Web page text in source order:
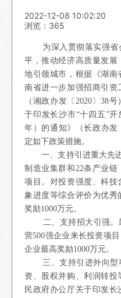
2022-12-08 10:02:20
浏览：365
为深入贯彻落实强省
平，推动经济高质量发展
地引领城市，根据《湖南
南省进一步加强招商引资
（湘政办发〔2020〕38
于印发长沙市“十四五”
年）的通知》（长政办发
定如下政策措施。
一、支持引进重大先
制造业集群和22条产业
项目。对投资强度、科
象进度等综合评价为优秀
奖励1000万元。
二、支持招大引强。
营500强企业来长投资项
企业最高奖励1000万元。
三、支持引进外向
资、股权并购、利润转投
民政府办公厅关于印发